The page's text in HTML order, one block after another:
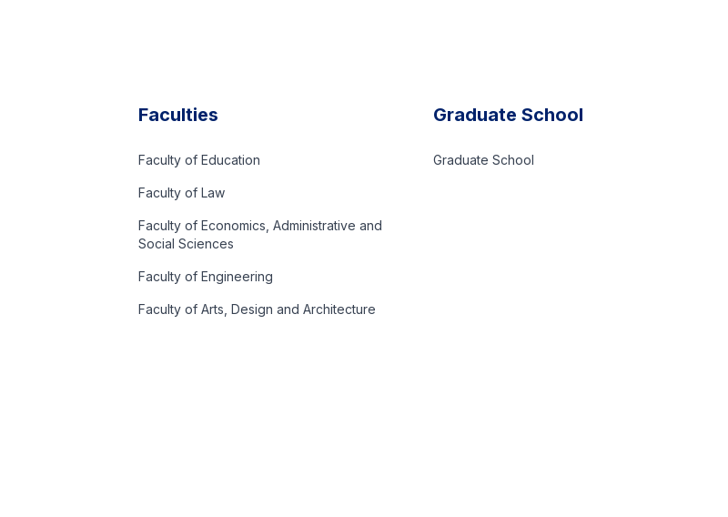
Faculties
Faculty of Education
Faculty of Law
Faculty of Economics, Administrative and
Social Sciences
Faculty of Engineering
Faculty of Arts, Design and Architecture
Graduate School
Graduate School